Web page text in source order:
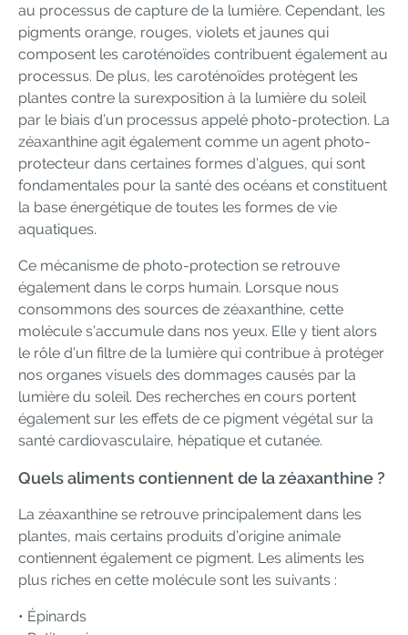
au processus de capture de la lumière. Cependant, les
pigments orange, rouges, violets et jaunes qui
composent les caroténoïdes contribuent également au
processus. De plus, les caroténoïdes protègent les
plantes contre la surexposition à la lumière du soleil
par le biais d’un processus appelé photo-protection. La
zéaxanthine agit également comme un agent photo-
protecteur dans certaines formes d’algues, qui sont
fondamentales pour la santé des océans et constituent
la base énergétique de toutes les formes de vie
aquatiques.
Ce mécanisme de photo-protection se retrouve
également dans le corps humain. Lorsque nous
consommons des sources de zéaxanthine, cette
molécule s’accumule dans nos yeux. Elle y tient alors
le rôle d’un filtre de la lumière qui contribue à protéger
nos organes visuels des dommages causés par la
lumière du soleil. Des recherches en cours portent
également sur les effets de ce pigment végétal sur la
santé cardiovasculaire, hépatique et cutanée.
Quels aliments contiennent de la zéaxanthine ?
La zéaxanthine se retrouve principalement dans les
plantes, mais certains produits d’origine animale
contiennent également ce pigment. Les aliments les
plus riches en cette molécule sont les suivants :
• Épinards